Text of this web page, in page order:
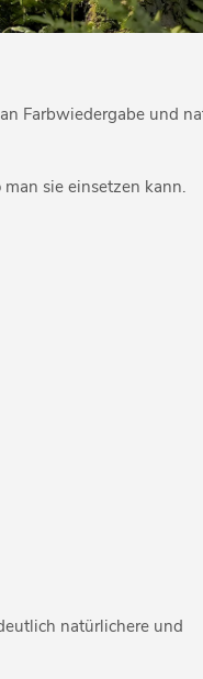
Farbwiedergabe und
sie einsetzen kann.
natürlichere und